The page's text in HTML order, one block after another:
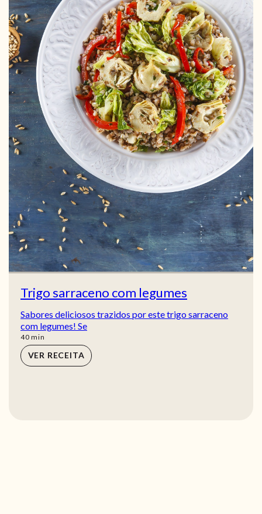
Trigo sarraceno com legumes
Sabores deliciosos trazidos por este trigo sarraceno
com legumes! Se
40min
min
VER RECEITA